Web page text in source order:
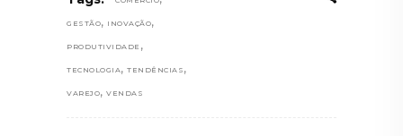
GESTÃO, INOVAÇÃO,
PRODUTIVIDADE ,
TECNOLOGIA , TENDÊNCIAS ,
VAREJO, VENDAS